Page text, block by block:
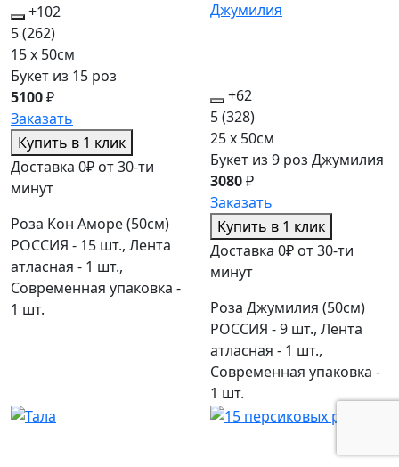
+102
5(262)
15 x 50см
Букет из 15 роз
5100₽
Заказать
Купить в 1 клик
Доставка 0₽ от 30-ти
минут
Роза Кон Аморе (50см)
РОССИЯ - 15 шт., Лента
атласная - 1 шт.,
Современная упаковка -
1 шт.
+62
5(328)
25 x 50см
Букет из 9 роз Джумилия
3080₽
Заказать
Купить в 1 клик
Доставка 0₽ от 30-ти
минут
Роза Джумилия (50см)
РОССИЯ - 9 шт., Лента
атласная - 1 шт.,
Современная упаковка -
1 шт.